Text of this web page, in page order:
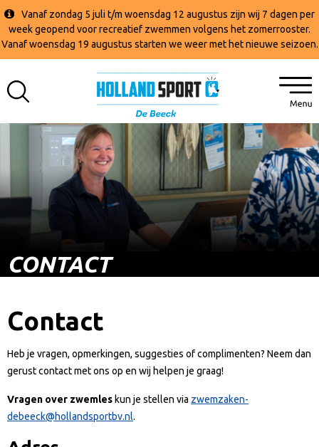
Vanaf zondag 5 juli t/m woensdag 12 augustus zijn wij 7 dagen per
week geopend voor recreatief zwemmen volgens het zomerrooster.
Vanaf woensdag 19 augustus starten we weer met het nieuwe seizoen.
CONTACT
Contact
Heb je vragen, opmerkingen, suggesties of complimenten? Neem dan
gerust contact met ons op en wij helpen je graag!
Vragen over zwemles kun je stellen via zwemzaken-
debeeck@hollandsportbv.nl.